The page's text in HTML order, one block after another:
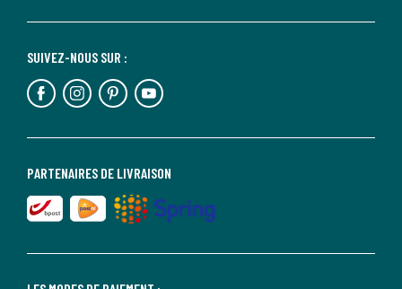
PARTENAIRES DE LIVRAISON
SUIVEZ-NOUS SUR :